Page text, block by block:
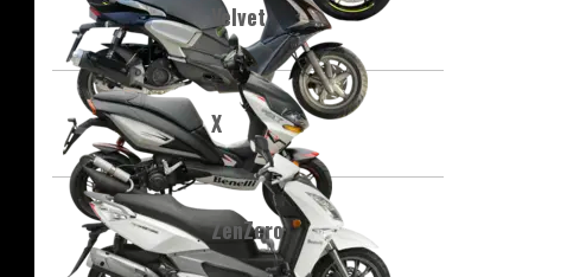
Velvet
X
ZenZero